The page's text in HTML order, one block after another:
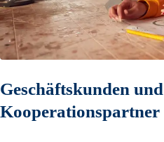
Geschäftskunden und
Kooperationspartner